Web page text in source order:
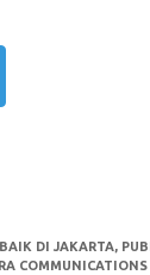
DI JAKARTA,
COMMUNICATIONS